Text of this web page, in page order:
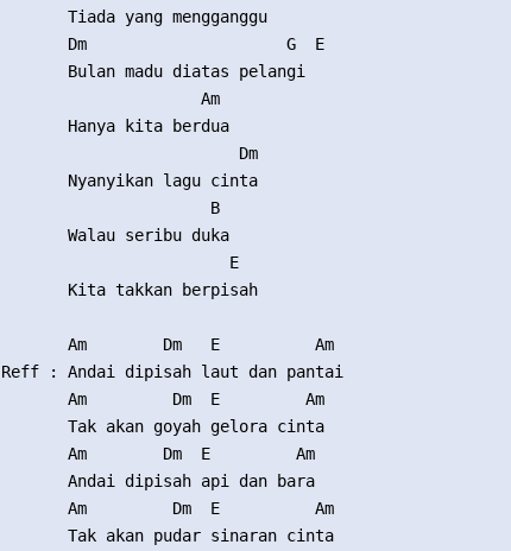
       Tiada yang mengganggu
       Dm                     G  E
       Bulan madu diatas pelangi
                     Am
       Hanya kita berdua
                         Dm
       Nyanyikan lagu cinta
                      B
       Walau seribu duka
                        E
       Kita takkan berpisah
       Am        Dm   E          Am
Reff : Andai dipisah laut dan pantai
       Am         Dm  E         Am
       Tak akan goyah gelora cinta
       Am        Dm  E         Am
       Andai dipisah api dan bara
       Am         Dm  E          Am
       Tak akan pudar sinaran cinta